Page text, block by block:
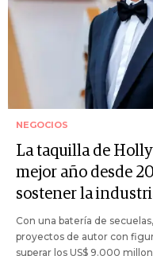
NEGOCIOS
La taquilla de
mejor año desde
sostener la
Con una batería de
proyectos de autor con
superar los US$ 9.000